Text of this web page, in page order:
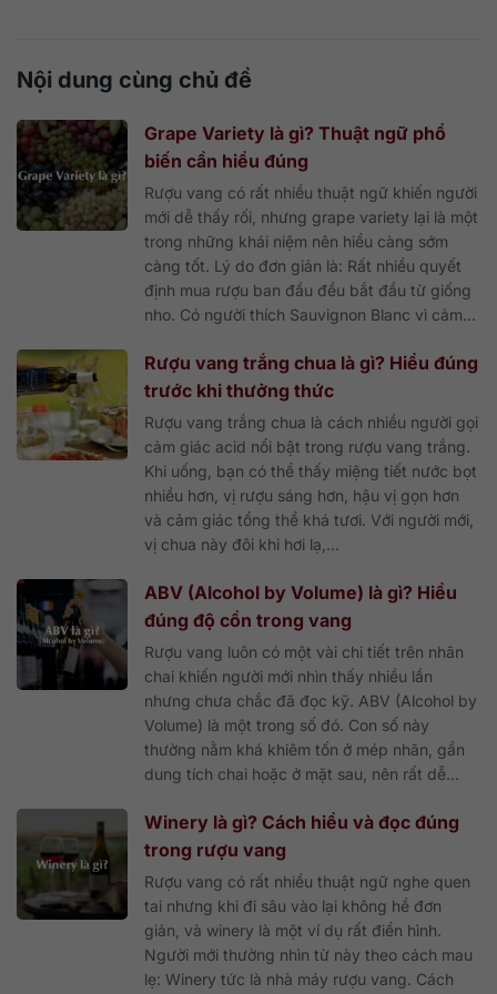
Nội dung cùng chủ đề
Grape Variety là gì? Thuật ngữ phổ
biến cần hiểu đúng
Rượu vang có rất nhiều thuật ngữ khiến người
mới dễ thấy rối, nhưng grape variety lại là một
trong những khái niệm nên hiểu càng sớm
càng tốt. Lý do đơn giản là: Rất nhiều quyết
định mua rượu ban đầu đều bắt đầu từ giống
nho. Có người thích Sauvignon Blanc vì cảm...
Rượu vang trắng chua là gì? Hiểu đúng
trước khi thưởng thức
Rượu vang trắng chua là cách nhiều người gọi
cảm giác acid nổi bật trong rượu vang trắng.
Khi uống, bạn có thể thấy miệng tiết nước bọt
nhiều hơn, vị rượu sáng hơn, hậu vị gọn hơn
và cảm giác tổng thể khá tươi. Với người mới,
vị chua này đôi khi hơi lạ,...
ABV (Alcohol by Volume) là gì? Hiểu
đúng độ cồn trong vang
Rượu vang luôn có một vài chi tiết trên nhãn
chai khiến người mới nhìn thấy nhiều lần
nhưng chưa chắc đã đọc kỹ. ABV (Alcohol by
Volume) là một trong số đó. Con số này
thường nằm khá khiêm tốn ở mép nhãn, gần
dung tích chai hoặc ở mặt sau, nên rất dễ...
Winery là gì? Cách hiểu và đọc đúng
trong rượu vang
Rượu vang có rất nhiều thuật ngữ nghe quen
tai nhưng khi đi sâu vào lại không hề đơn
giản, và winery là một ví dụ rất điển hình.
Người mới thường nhìn từ này theo cách mau
lẹ: Winery tức là nhà máy rượu vang. Cách